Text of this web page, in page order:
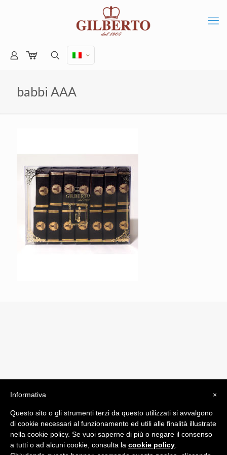
babbi AAA
byComunicatori su Misura srl
Termini e Condizioni di Vendita - Terms and Conditions
ITA:
×
Informativa
Questo sito o gli strumenti terzi da questo utilizzati si avvalgono
di cookie necessari al funzionamento ed utili alle finalità illustrate
nella cookie policy. Se vuoi saperne di più o negare il consenso
a tutti o ad alcuni cookie, consulta la cookie policy